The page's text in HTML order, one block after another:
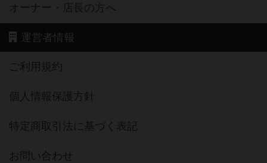
オーナー・店長の方へ
運営者情報
ご利用規約
個人情報保護方針
特定商取引法に基づく表記
お問い合わせ